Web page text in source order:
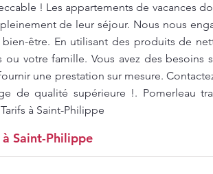
! Les appartements de vacances
de leur séjour. Nous nous
être. En utilisant des produits de
ou votre famille. Vous avez des
une prestation sur mesure.
de qualité supérieure !. Pomerleau
à Saint-Philippe
Saint-Philippe